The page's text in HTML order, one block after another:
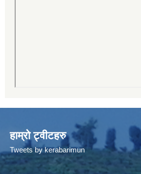
हाम्रो ट्वीटहरु
Tweets by kerabarimun